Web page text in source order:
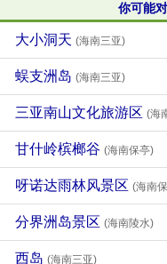
你可能
大小洞天 (海南三亚)
蜈支洲岛 (海南三亚)
三亚南山文化旅游区 (海
甘什岭槟榔谷 (海南保亭)
呀诺达雨林风景区 (海南
分界洲岛景区 (海南陵水)
西岛 (海南三亚)